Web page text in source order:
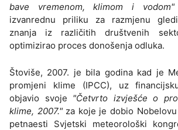
bave vremenom, klimom i vodom"
izvanrednu priliku za razmjenu
znanja iz različitih društvenih
optimizirao proces donošenja odluka.
Štoviše, 2007. je bila godina kad je
promjeni klime (IPCC), uz
objavio svoje "Četvrto izvješće o
klime, 2007."za koje je dobio Nobelovu
petnaesti Svjetski meteorološki